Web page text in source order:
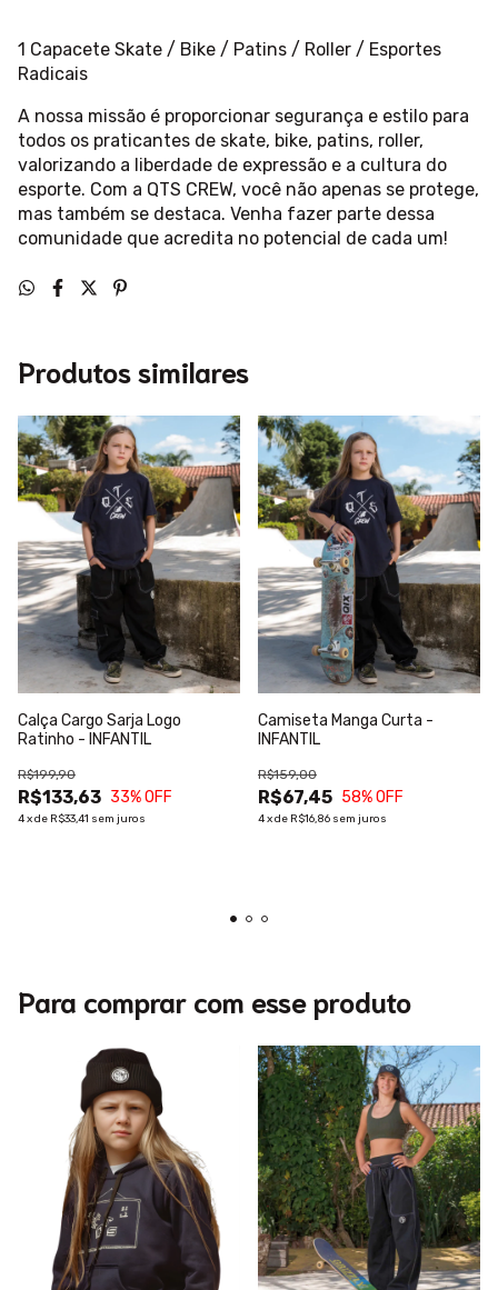
1 Capacete Skate / Bike / Patins / Roller / Esportes
Radicais
A nossa missão é proporcionar segurança e estilo para
todos os praticantes de skate, bike, patins, roller,
valorizando a liberdade de expressão e a cultura do
esporte. Com a QTS CREW, você não apenas se protege,
mas também se destaca. Venha fazer parte dessa
comunidade que acredita no potencial de cada um!
Produtos similares
Calça Cargo Sarja Logo
Ratinho - INFANTIL
R$133,63
R$199,90
33% OFF
4xde R$33,41 sem juros
Camiseta Manga Curta -
INFANTIL
R$67,45
R$159,00
58% OFF
4xde R$16,86 sem juros
Para comprar com esse produto